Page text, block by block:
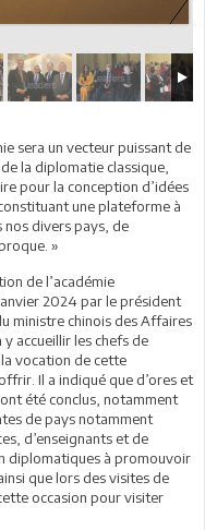
sera un vecteur puissant de
la diplomatie classique,
pour la conception d’idées
une plateforme à
divers pays, de
»
de l’académie
2024 par le président
ministre chinois des Affaires
accueillir les chefs de
vocation de cette
Il a indiqué que d’ores et
été conclus, notamment
de pays notamment
d’enseignants et de
diplomatiques à promouvoir
que lors des visites de
occasion pour visiter